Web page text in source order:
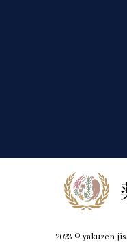
2023 © yakuzen-